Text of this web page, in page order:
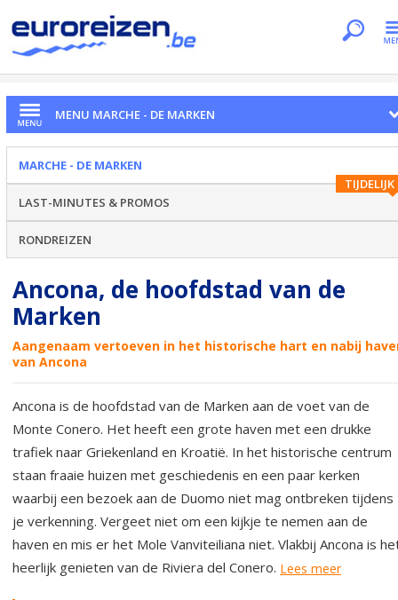
MENU MARCHE - DE MARKEN
MARCHE - DE MARKEN
TIJDELIJK
LAST-MINUTES & PROMOS
RONDREIZEN
Ancona, de hoofdstad van de
Marken
Aangenaam vertoeven in het historische hart en nabij
van Ancona
Ancona is de hoofdstad van de Marken aan de voet van de
Monte Conero. Het heeft een grote haven met een drukke
trafiek naar Griekenland en Kroatië. In het historische centrum
staan fraaie huizen met geschiedenis en een paar kerken
waarbij een bezoek aan de Duomo niet mag ontbreken tijdens
je verkenning. Vergeet niet om een kijkje te nemen aan de
haven en mis er het Mole Vanviteiliana niet. Vlakbij Ancona is
heerlijk genieten van de Riviera del Conero. Lees meer